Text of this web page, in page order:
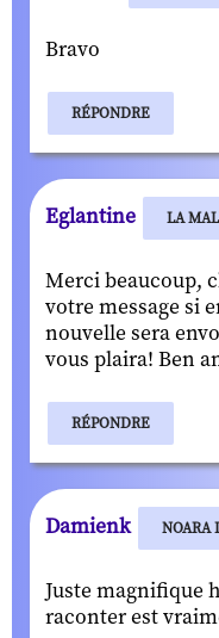
Bravo
RÉPONDRE
Eglantine LA
Merci beaucoup,
votre message si
nouvelle sera
vous plaira! Ben
RÉPONDRE
Damienk NOARA
Juste magnifique
raconter est